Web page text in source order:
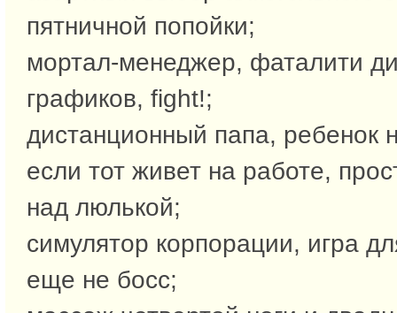
пятничной попойки;
мортал-менеджер, фаталити
графиков, fight!;
дистанционный папа, ребенок
если тот живет на работе,
над люлькой;
симулятор корпорации, игра
еще не босс;